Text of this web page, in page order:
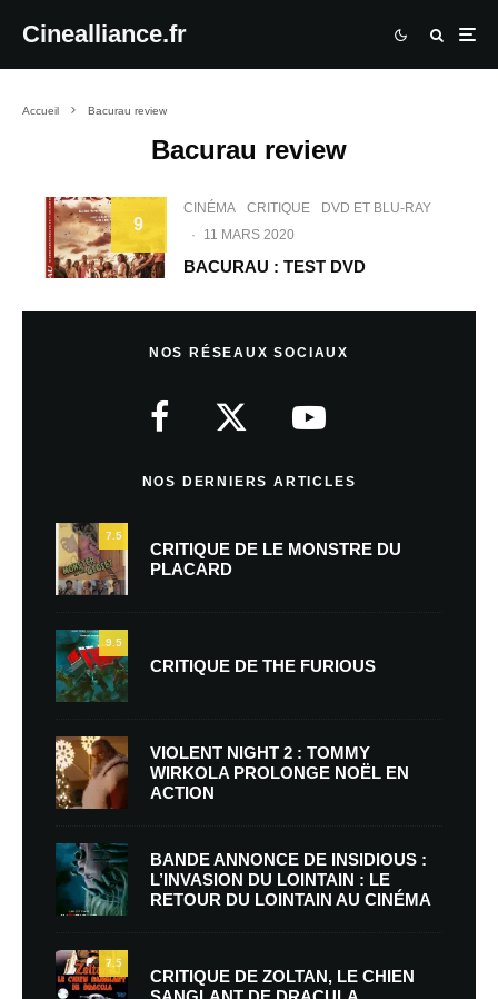
Cinealliance.fr
Accueil Bacurau review
Bacurau review
9
CINÉMA CRITIQUE
DVD ET BLU-RAY
·
11 MARS 2020
BACURAU : TEST DVD
NOS RÉSEAUX SOCIAUX
NOS DERNIERS ARTICLES
7.5
CRITIQUE DE LE MONSTRE DU
PLACARD
9.5
CRITIQUE DE THE FURIOUS
VIOLENT NIGHT 2 : TOMMY
WIRKOLA PROLONGE NOËL EN
ACTION
BANDE ANNONCE DE INSIDIOUS :
L’INVASION DU LOINTAIN : LE
RETOUR DU LOINTAIN AU CINÉMA
7.5
CRITIQUE DE ZOLTAN, LE CHIEN